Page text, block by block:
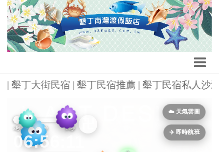
丁大街民宿 | 墾丁民宿推薦 | 墾丁民宿私人沙灘
☁️ 天氣雲圖
✈️ 即時航班
5秒 10秒 15秒
06:56:12
Next